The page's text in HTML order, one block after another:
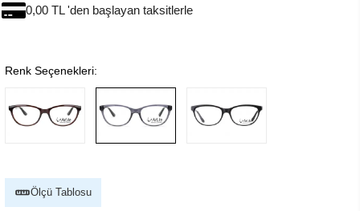
0,00 TL 'den başlayan taksitlerle
Renk Seçenekleri:
Ölçü Tablosu